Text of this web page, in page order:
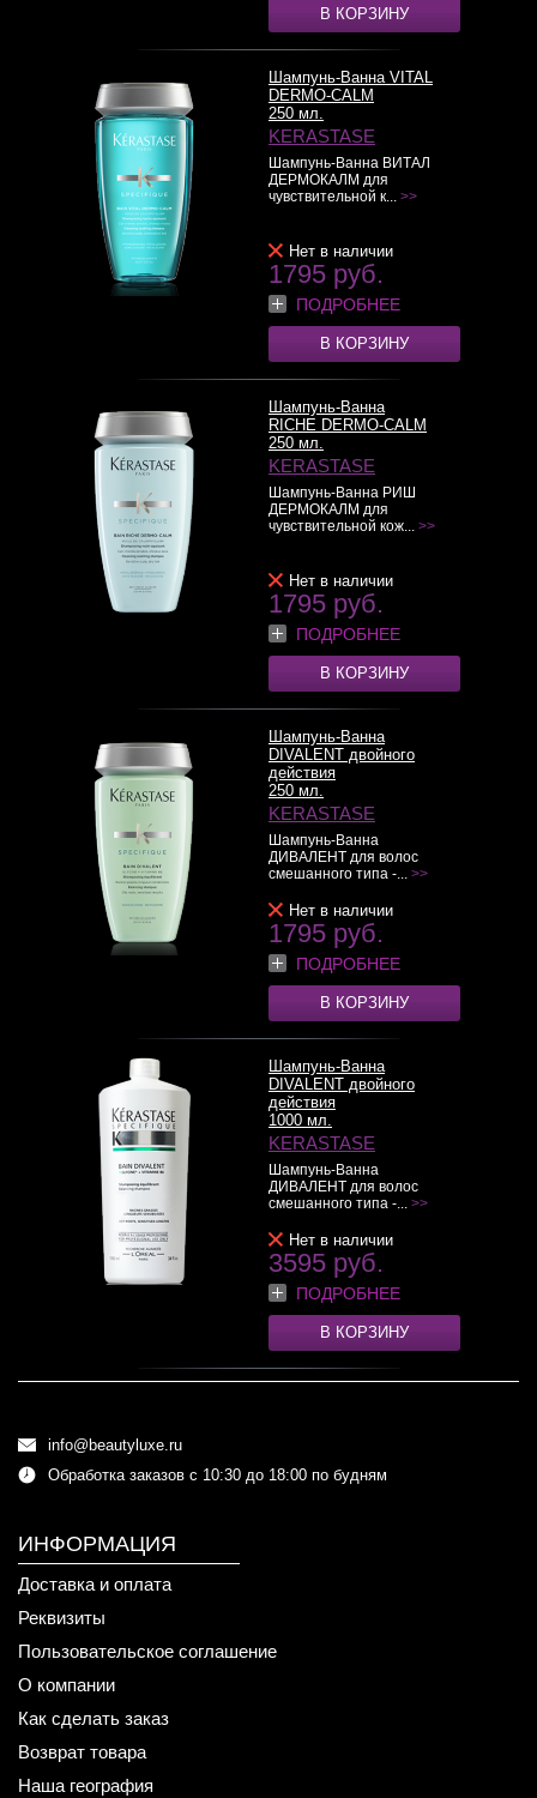
В КОРЗИНУ
Шампунь-Ванна VITAL
DERMO-CALM
250 мл.
KERASTASE
Шампунь-Ванна ВИТАЛ
ДЕРМОКАЛМ для
чувствительной к... >>
Нет в наличии
1795 руб.
ПОДРОБНЕЕ
В КОРЗИНУ
Шампунь-Ванна
RICHE DERMO-CALM
250 мл.
KERASTASE
Шампунь-Ванна РИШ
ДЕРМОКАЛМ для
чувствительной кож... >>
Нет в наличии
1795 руб.
ПОДРОБНЕЕ
В КОРЗИНУ
Шампунь-Ванна
DIVALENT двойного
действия
250 мл.
KERASTASE
Шампунь-Ванна
ДИВАЛЕНТ для волос
смешанного типа -... >>
Нет в наличии
1795 руб.
ПОДРОБНЕЕ
В КОРЗИНУ
Шампунь-Ванна
DIVALENT двойного
действия
1000 мл.
KERASTASE
Шампунь-Ванна
ДИВАЛЕНТ для волос
смешанного типа -... >>
Нет в наличии
3595 руб.
ПОДРОБНЕЕ
В КОРЗИНУ
info@beautyluxe.ru
Обработка заказов с 10:30 до 18:00 по будням
ИНФОРМАЦИЯ
Доставка и оплата
Реквизиты
Пользовательское соглашение
О компании
Как сделать заказ
Возврат товара
Наша география